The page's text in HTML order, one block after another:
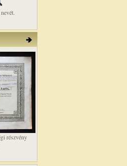
részvény